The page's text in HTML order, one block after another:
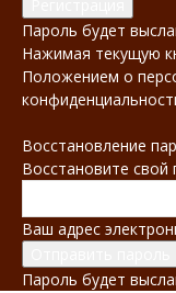
Пароль будет
Нажимая текущую
Положением о
Восстановление
Восстановите свой
Ваш адрес
Пароль будет